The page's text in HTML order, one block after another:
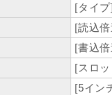
[タイ
[読込
[書込
[スロ
[5イン